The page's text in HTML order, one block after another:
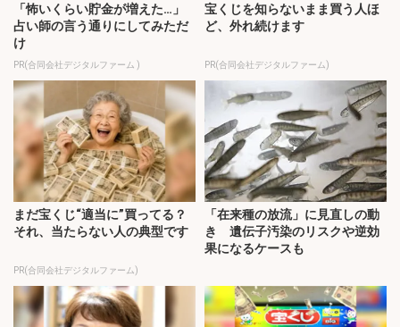
「怖いくらい貯金が増えた…」
占い師の言う通りにしてみただ
け
PR(合同会社デジタルファーム )
宝くじを知らないまま買う人ほ
ど、外れ続けます
PR(合同会社デジタルファーム)
まだ宝くじ“適当に”買ってる？
それ、当たらない人の典型です
PR(合同会社デジタルファーム)
「在来種の放流」に見直しの動
き 遺伝子汚染のリスクや逆効
果になるケースも